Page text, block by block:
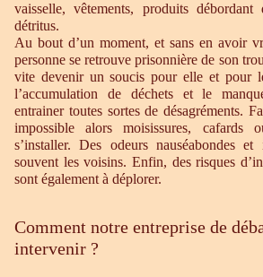
vaisselle, vêtements, produits
détritus.
Au bout d’un moment, et sans en avoir
personne se retrouve prisonnière de son
vite devenir un soucis pour elle et pour
l’accumulation de déchets et le
entrainer toutes sortes de désagréments.
impossible alors moisissures, cafards
s’installer. Des odeurs nauséabondes et
souvent les voisins. Enfin, des risques
sont également à déplorer.
Comment notre entreprise de
intervenir ?